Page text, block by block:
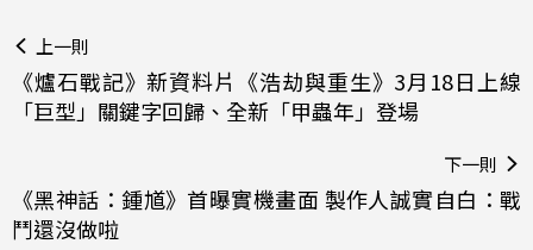
上一則
《爐石戰記》新資料片《浩劫與重生》3月18日上線
「巨型」關鍵字回歸、全新「甲蟲年」登場
下一則
《黑神話：鍾馗》首曝實機畫面 製作人誠實自白：戰
鬥還沒做啦